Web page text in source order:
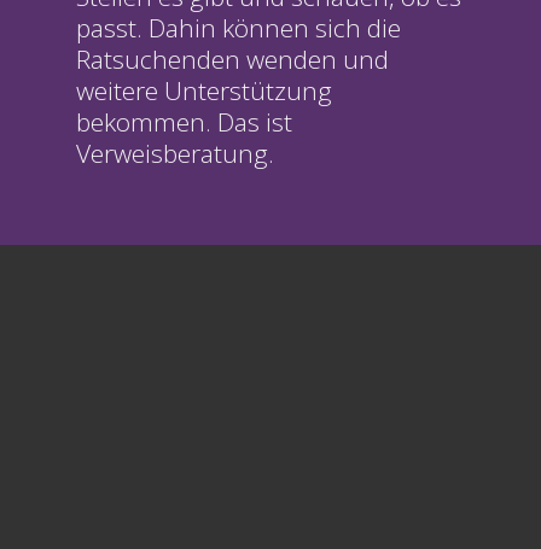
passt. Dahin können sich die
Ratsuchenden wenden und
weitere Unterstützung
bekommen. Das ist
Verweisberatung.